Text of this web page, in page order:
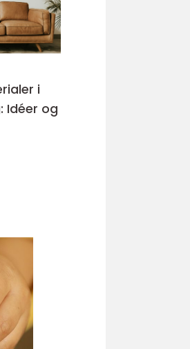
i
Idéer og